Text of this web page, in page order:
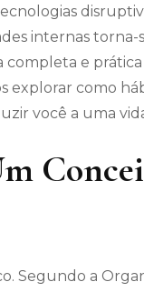
internas
completa e
explorar como
você a uma
Segundo a